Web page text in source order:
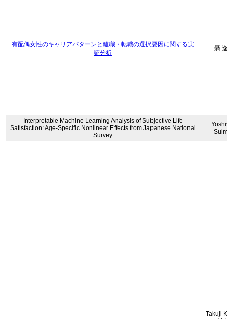
有配偶女性のキャリアパターンと離職・転職の選択要因に関する実
証分析
聶
Interpretable Machine Learning Analysis of Subjective Life
Satisfaction: Age-Specific Nonlinear Effects from Japanese National
Survey
Takuji